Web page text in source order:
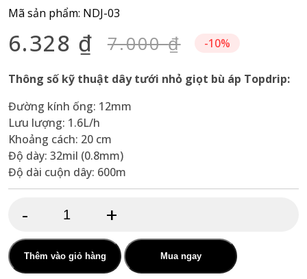
Mã sản phẩm: NDJ-03
7.000₫
Giá
gốc
là:
7.000 ₫.
6.328 ₫
Giá
hiện
tại
là:
6.328 ₫.
-10%
Thông số kỹ thuật dây tưới nhỏ giọt bù áp Topdrip:
Đường kính ống: 12mm
Lưu lượng: 1.6L/h
Khoảng cách: 20 cm
Độ dày: 32mil (0.8mm)
Độ dài cuộn dây: 600m
- Dây
nhỏ
giọt
+
Thêm vào giỏ hàng Mua ngay